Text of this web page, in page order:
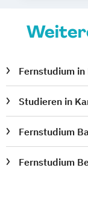
Fernstudium
Studieren in
Fernstudium
Fernstudium